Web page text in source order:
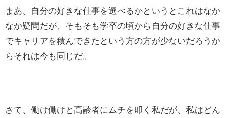
まあ、自分の好きな仕事を選べるかというとこれはなか
なか疑問だが、そもそも学卒の頃から自分の好きな仕事
でキャリアを積んできたという方の方が少ないだろうか
らそれは今も同じだ。
さて、働け働けと高齢者にムチを叩く私だが、私はどん